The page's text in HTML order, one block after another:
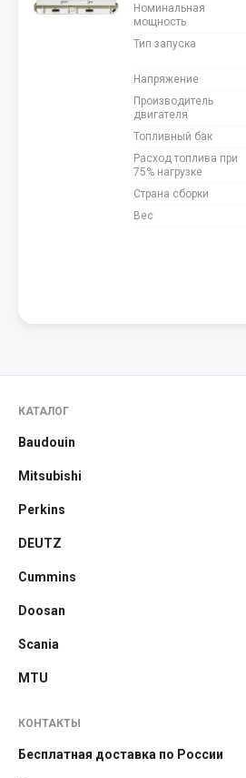
Номинальная
мощность
Тип запуска
Напряжение
Производитель
двигателя
Топливный бак
Расход топлива при
75% нагрузке
Страна сборки
Вес
КАТАЛОГ
Baudouin
Mitsubishi
Perkins
DEUTZ
Cummins
Doosan
Scania
MTU
КОНТАКТЫ
Бесплатная доставка по России